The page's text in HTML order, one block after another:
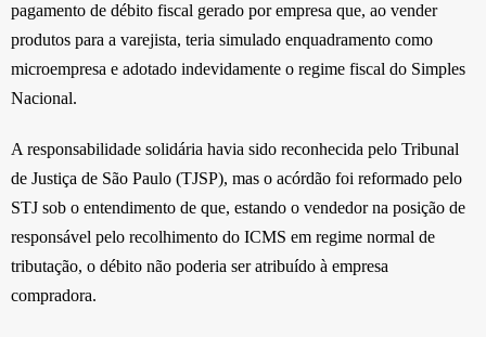
pagamento de débito fiscal gerado por empresa que, ao vender
produtos para a varejista, teria simulado enquadramento como
microempresa e adotado indevidamente o regime fiscal do Simples
Nacional.
A responsabilidade solidária havia sido reconhecida pelo Tribunal
de Justiça de São Paulo (TJSP), mas o acórdão foi reformado pelo
STJ sob o entendimento de que, estando o vendedor na posição de
responsável pelo recolhimento do ICMS em regime normal de
tributação, o débito não poderia ser atribuído à empresa
compradora.